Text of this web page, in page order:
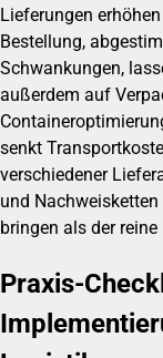
Lieferungen
Bestellung,
Schwankungen,
außerdem auf
senkt
verschiedener
und
bringen als der
Praxis-